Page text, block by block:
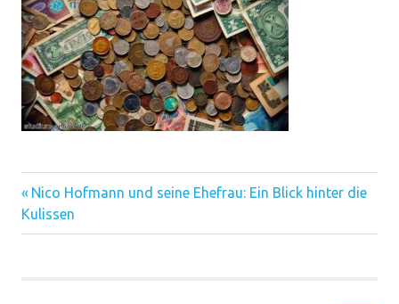
Beitragsnavigation
Vorheriger
Beitrag:
Nico Hofmann und seine Ehefrau: Ein Blick hinter die
Kulissen